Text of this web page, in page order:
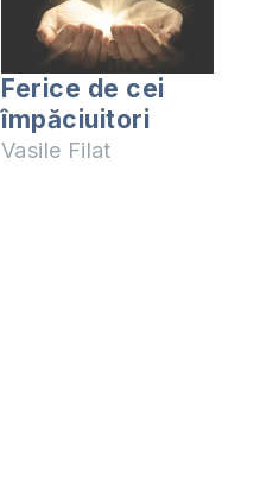
Ferice de cei
împăciuitori
Vasile Filat